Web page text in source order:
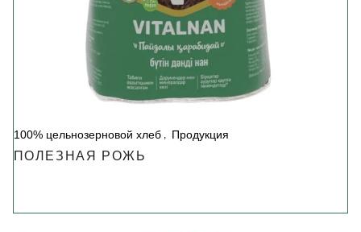
100% цельнозерновой хлеб Продукция
ПОЛЕЗНАЯ РОЖЬ